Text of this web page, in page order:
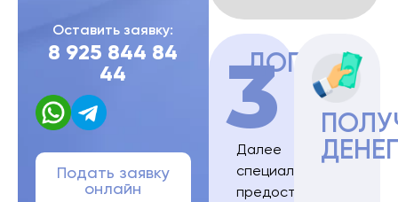
Оставить заявку:
8 925 844 84
44
Подать заявку
онлайн
3
ДОГОВОР
Далее
специалист
предоставляет